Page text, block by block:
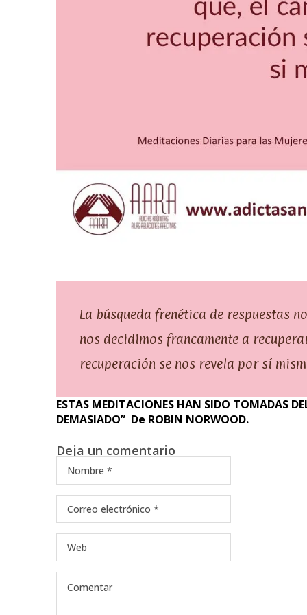
La búsqueda frenética de respuestas
nos decidimos francamente a
recuperación se nos revela por sí
ESTAS MEDITACIONES HAN SIDO TOMADAS
DEMASIADO” De ROBIN NORWOOD.
Deja un comentario